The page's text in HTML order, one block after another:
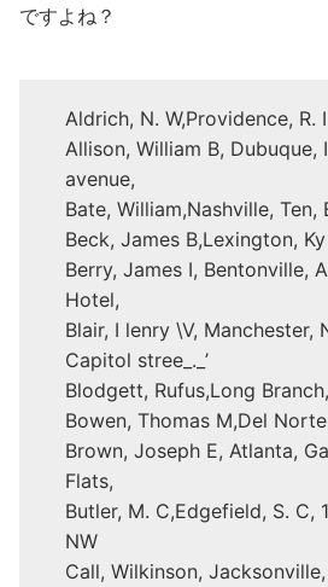
ですよね？
Aldrich, N. W,Providence, R. I
Allison, William B, Dubuque,
avenue,
Bate, William,Nashville,
Beck, James B,Lexington, Ky
Berry, James I, Bentonville,
Hotel,
Blair, I lenry \V, Manchester,
Capitol stree_._’
Blodgett, Rufus,Long
Bowen, Thomas M,Del
Brown, Joseph E, Atlanta,
Flats,
Butler, M. C,Edgefield, S. C,
NW
Call, Wilkinson,